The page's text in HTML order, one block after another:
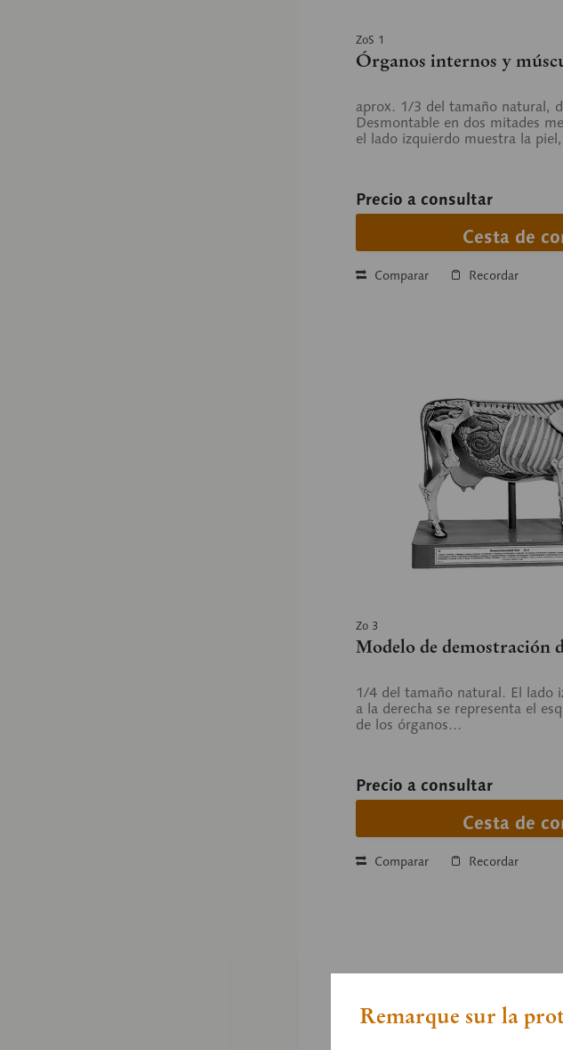
ZoS 1
Órganos internos y
aprox. 1/3 del tamaño natural,
Desmontable en dos mitades
el lado izquierdo muestra la
Precio a consultar
Cesta de
Comparar Recordar
Zo 3
Modelo de demostración
1/4 del tamaño natural. El lado
a la derecha se representa el
de los órganos...
Precio a consultar
Cesta de
Comparar Recordar
Remarque sur la